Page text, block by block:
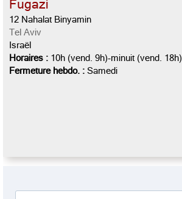
Fugazi
12 Nahalat Binyamin
Tel Aviv
Israël
Horaires : 10h (vend. 9h)-minuit (vend. 18h)
Fermeture hebdo. : Samedi